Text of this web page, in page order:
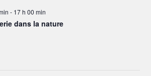
- 17 h 00 min
dans la nature